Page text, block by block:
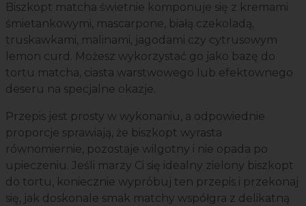
Biszkopt matcha świetnie komponuje się z kremami
śmietankowymi, mascarpone, białą czekoladą,
truskawkami, malinami, jagodami czy cytrusowym
lemon curd. Możesz wykorzystać go jako bazę do
tortu matcha, ciasta warstwowego lub efektownego
deseru na specjalne okazje.
Przepis jest prosty w wykonaniu, a odpowiednie
proporcje sprawiają, że biszkopt wyrasta
równomiernie, pozostaje wilgotny i nie opada po
upieczeniu. Jeśli marzy Ci się idealny zielony biszkopt
do tortu, koniecznie wypróbuj ten przepis i przekonaj
się, jak doskonale smak matchy współgra z delikatną